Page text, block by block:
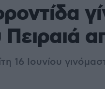
Πειραιά
16 Ιουνίου